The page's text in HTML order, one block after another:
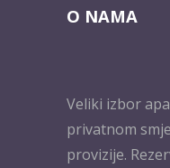
O NAMA
Veliki izbor
privatnom
provizije.